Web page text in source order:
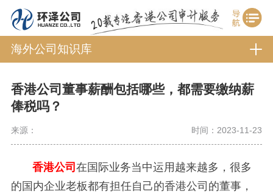
海外公司知识库
香港公司董事薪酬包括哪些，都需要缴纳薪
俸税吗？
来源： 时间：2023-11-23
香港公司在国际业务当中运用越来越多，很多
的国内企业老板都有担任自己的香港公司的董事，